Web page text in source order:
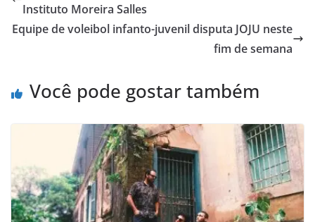
Instituto Moreira Salles
Equipe de voleibol infanto-juvenil disputa JOJU neste
fim de semana
Você pode gostar também